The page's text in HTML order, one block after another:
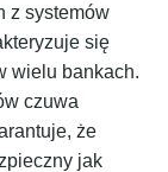
z systemów
się
wielu bankach.
czuwa
że
jak